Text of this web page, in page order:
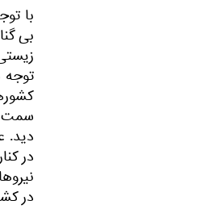
با
بی
سمت
دید.
در
در